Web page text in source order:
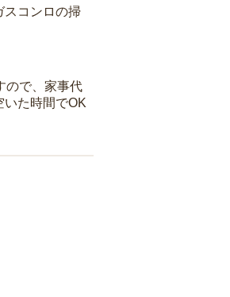
スコンロの掃
ので、家事代
いた時間でOK